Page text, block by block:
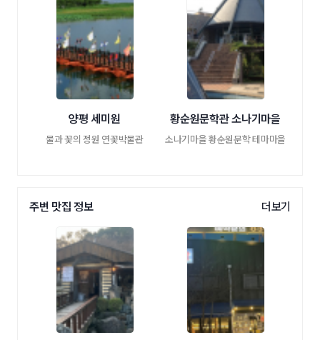
양평 세미원
물과 꽃의 정원 연꽃박물관
황순원문학관 소나기마을
소나기마을 황순원문학 테마마을
주변 맛집 정보 더보기